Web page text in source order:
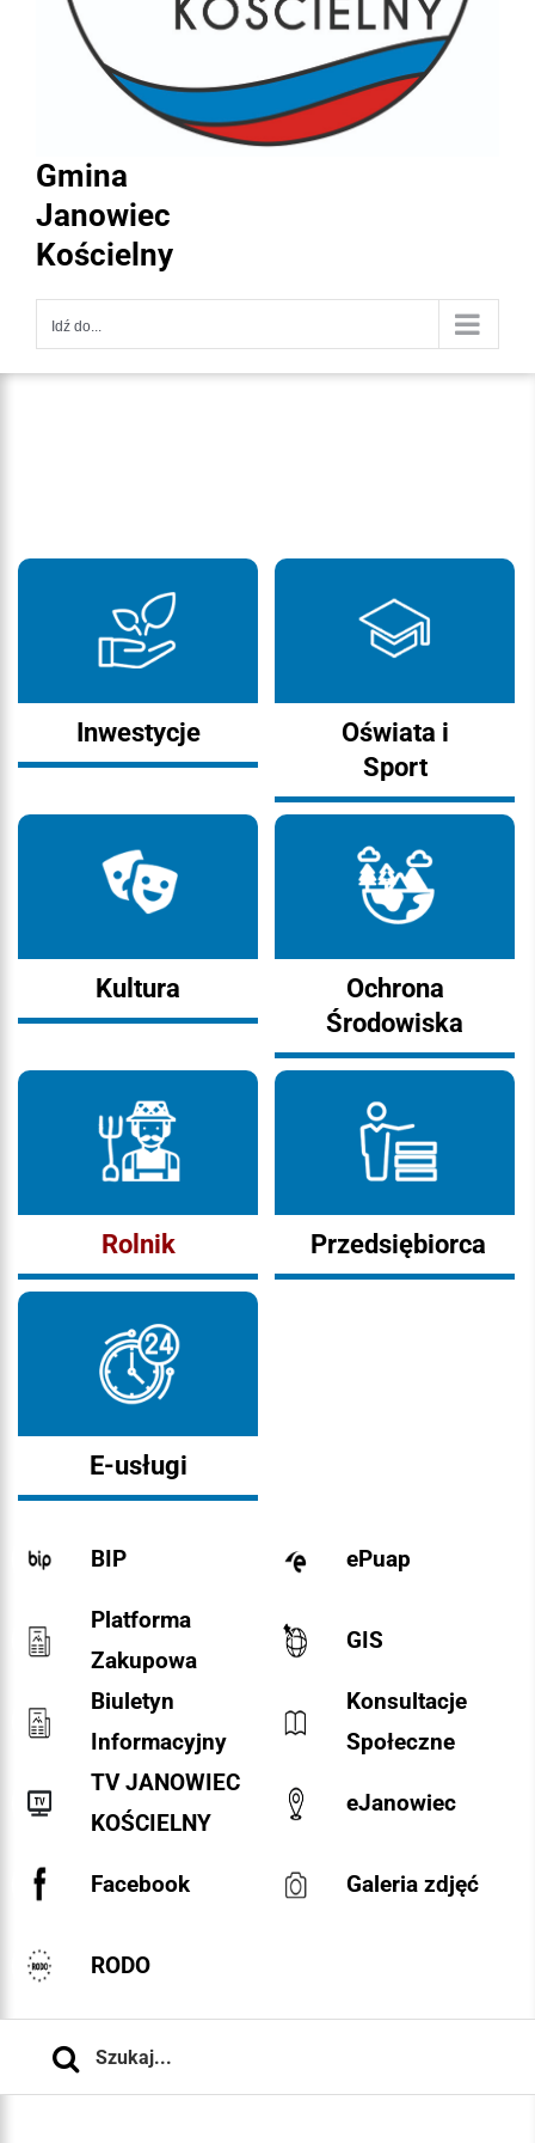
Gmina
Janowiec
Kościelny
Idź do...
Inwestycje
Oświata i
Sport
Kultura
Ochrona
Środowiska
Rolnik Przedsiębiorca
E-usługi
BIP ePuap
Platforma
Zakupowa
GIS
Biuletyn
Informacyjny
Konsultacje
Społeczne
TV JANOWIEC
KOŚCIELNY
eJanowiec
Facebook Galeria zdjęć
RODO